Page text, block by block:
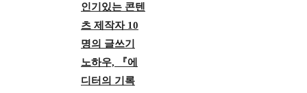
인기있는 콘텐
츠 제작자 10
명의 글쓰기
노하우, 『에
디터의 기록